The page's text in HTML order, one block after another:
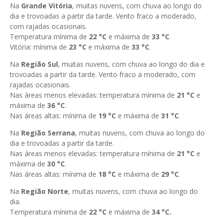
Na Grande Vitória, muitas nuvens, com chuva ao longo do
dia e trovoadas a partir da tarde. Vento fraco a moderado,
com rajadas ocasionais.
Temperatura mínima de 22 °C e máxima de 33 °C.
Vitória: mínima de 23 °C e máxima de 33 °C.
Na Região Sul, muitas nuvens, com chuva ao longo do dia e
trovoadas a partir da tarde. Vento fraco a moderado, com
rajadas ocasionais.
Nas áreas menos elevadas: temperatura mínima de 21 °C e
máxima de 36 °C.
Nas áreas altas: mínima de 19 °C e máxima de 31 °C.
Na Região Serrana, muitas nuvens, com chuva ao longo do
dia e trovoadas a partir da tarde.
Nas áreas menos elevadas: temperatura mínima de 21 °C e
máxima de 30 °C.
Nas áreas altas: mínima de 18 °C e máxima de 29 °C.
Na Região Norte, muitas nuvens, com chuva ao longo do
dia.
Temperatura mínima de 22 °C e máxima de 34 °C.